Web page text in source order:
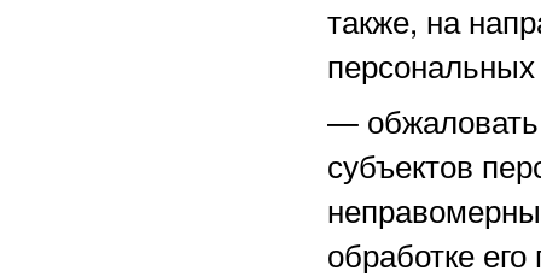
также, на
—
субъектов
обработке